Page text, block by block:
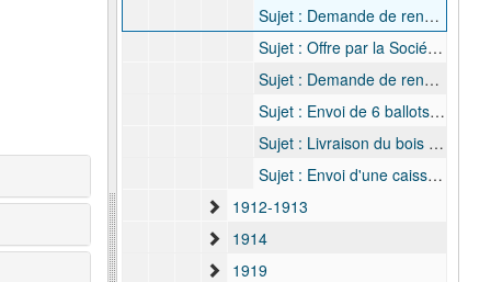
Sujet : Demande de renseigments par John M. Chapman, 19 octobre 1911 - 23 octobre 1911
Sujet : Offre par la Société anonyme des Comptoirs du Katanga d'une bicyclette "Royale Katanga", construite par la maison Saroléa de Liège, 25 octobre 1911 - 28 octobre 1911
Sujet : Demande de renseignements par Paul Stokvis sur des perles exposées au Musée, 29 octobre 1911 - 8 novembre 1911
Sujet : Envoi de 6 ballots de coton cultivé à la station agricole de Zambi, 7 novembre 1911
Sujet : Livraison du bois brun du Congo pour une oeuvre sculpturale pour le Musée par Gustave Van Hove, 16 novembre 1911 - 6 décembre 1911
Sujet : Envoi d'une caisse contenant des bulbes d'Agave, 5 janvier 1912 - 16 janvier 1912
1912-1913
1914
1919